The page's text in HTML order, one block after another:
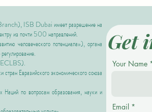
ISB Dubai имеет разрешение на
из почти 500 направлений.
человеческого потенциала»),органа
ECLBS).
Евразийского экономического союза
по вопросам образования, науки и
Get
Your Name
Email